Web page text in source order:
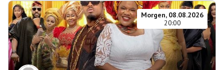
Morgen, 08.08.2026
20:00